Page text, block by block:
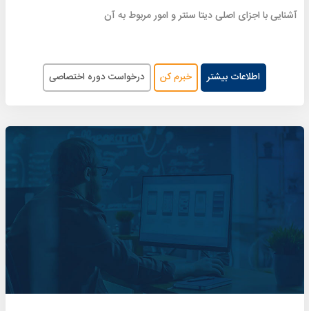
آشنایی با اجزای اصلی دیتا سنتر و امور مربوط به آن
اطلاعات بیشتر خبرم کن درخواست دوره اختصاصی